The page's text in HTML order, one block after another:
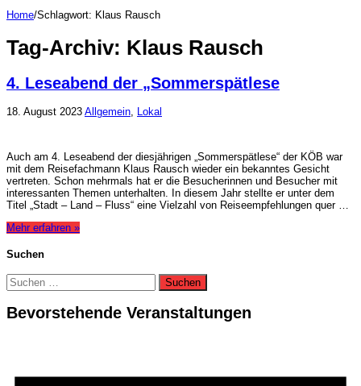
Home/Schlagwort: Klaus Rausch
Tag-Archiv: Klaus Rausch
4. Leseabend der „Sommerspätlese
18. August 2023 Allgemein, Lokal
Auch am 4. Leseabend der diesjährigen „Sommerspätlese“ der KÖB war
mit dem Reisefachmann Klaus Rausch wieder ein bekanntes Gesicht
vertreten. Schon mehrmals hat er die Besucherinnen und Besucher mit
interessanten Themen unterhalten. In diesem Jahr stellte er unter dem
Titel „Stadt – Land – Fluss“ eine Vielzahl von Reiseempfehlungen quer …
Mehr erfahren »
Suchen
Suchen
nach:
Bevorstehende Veranstaltungen